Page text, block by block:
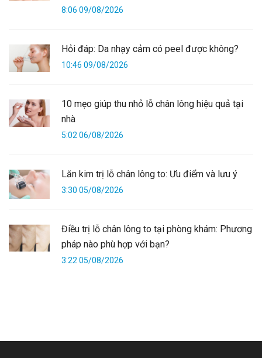
8:06 09/08/2026
Hỏi đáp: Da nhạy cảm có peel được không?
10:46 09/08/2026
10 mẹo giúp thu nhỏ lỗ chân lông hiệu quả tại
nhà
5:02 06/08/2026
Lăn kim trị lỗ chân lông to: Ưu điểm và lưu ý
3:30 05/08/2026
Điều trị lỗ chân lông to tại phòng khám: Phương
pháp nào phù hợp với bạn?
3:22 05/08/2026